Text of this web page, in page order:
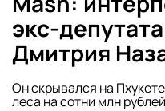
экс-
Дмитрия
Он скрывался на
леса на сотни млн рублей